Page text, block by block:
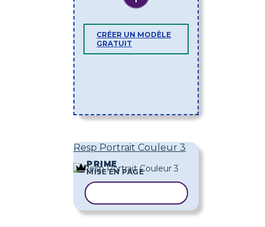
CRÉER UN MODÈLE
GRATUIT
Resp Portrait Couleur 3
PRIME
MISE EN PAGE